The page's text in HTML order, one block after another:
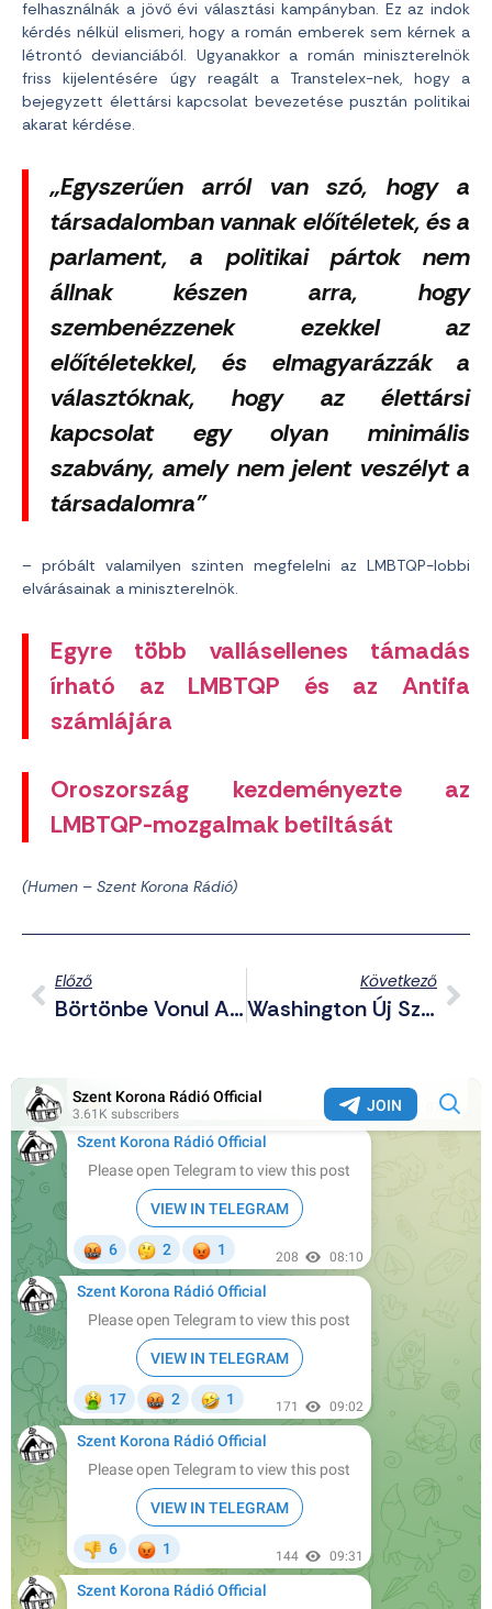
felhasználnák a jövő évi választási kampányban. Ez az indok
kérdés nélkül elismeri, hogy a román emberek sem kérnek a
létrontó devianciából. Ugyanakkor a román miniszterelnök
friss kijelentésére úgy reagált a Transtelex-nek, hogy a
bejegyzett élettársi kapcsolat bevezetése pusztán politikai
akarat kérdése.
„Egyszerűen arról van szó, hogy a
társadalomban vannak előítéletek, és a
parlament, a politikai pártok nem
állnak készen arra, hogy
szembenézzenek ezekkel az
előítéletekkel, és elmagyarázzák a
választóknak, hogy az élettársi
kapcsolat egy olyan minimális
szabvány, amely nem jelent veszélyt a
társadalomra”
– próbált valamilyen szinten megfelelni az LMBTQP-lobbi
elvárásainak a miniszterelnök.
Egyre több vallásellenes támadás
írható az LMBTQP és az Antifa
számlájára
Oroszország kezdeményezte az
LMBTQP-mozgalmak betiltását
(Humen – Szent Korona Rádió)
Előző
Börtönbe Vonul A Magyar Önvédelmi Mozgalom Vezetője
Következő
Washington Új Színes Forradalmakat Készít Elő